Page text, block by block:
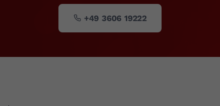
+49 3606 19222